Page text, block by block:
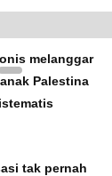
Nasional
dengan
melanggar
Palestina
tak pernah